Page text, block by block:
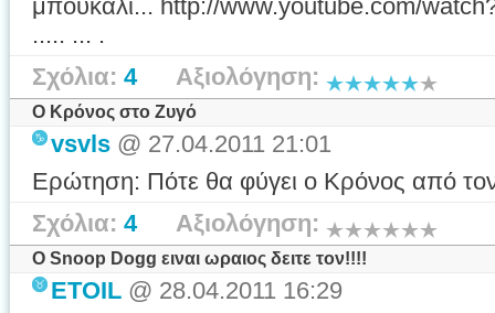
μπουκάλι... http://www.youtube.com/
..... ... .
Σχόλια: 4Αξιολόγηση:
O Κρόνος στο Ζυγό
vsvls @ 27.04.2011 21:01
Ερώτηση: Πότε θα φύγει ο Κρόνος από
Σχόλια: 4Αξιολόγηση:
Ο Snoop Dogg ειναι ωραιος δειτε τον!!!!
ETOIL @ 28.04.2011 16:29